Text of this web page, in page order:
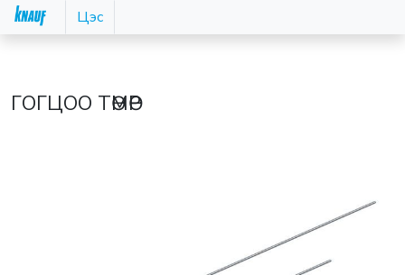
Цэс
ГОГЦОО ТӨМӨР